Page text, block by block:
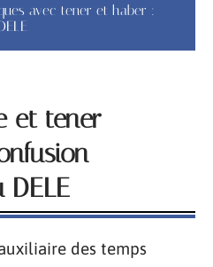
avec tener et haber :
et tener
des temps